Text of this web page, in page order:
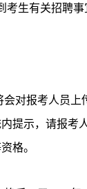
考生有关招聘
对报考人员
提示，请报考
格。